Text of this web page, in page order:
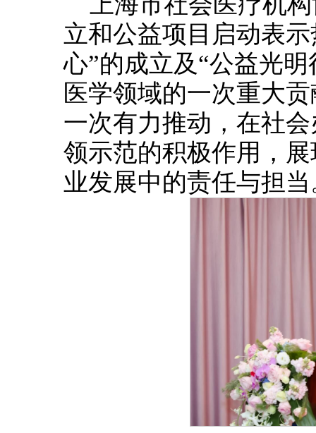
立和公益项目启动表
心”的成立及“公益光
医学领域的一次重大
一次有力推动，在社
领示范的积极作用，
业发展中的责任与担当